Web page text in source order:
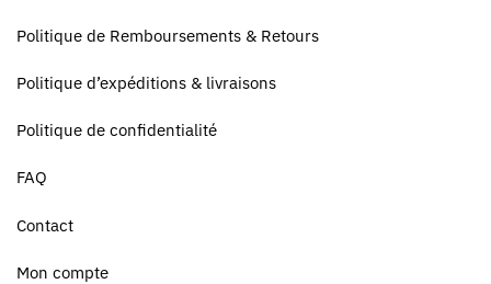
Politique de Remboursements & Retours
Politique d’expéditions & livraisons
Politique de confidentialité
FAQ
Contact
Mon compte